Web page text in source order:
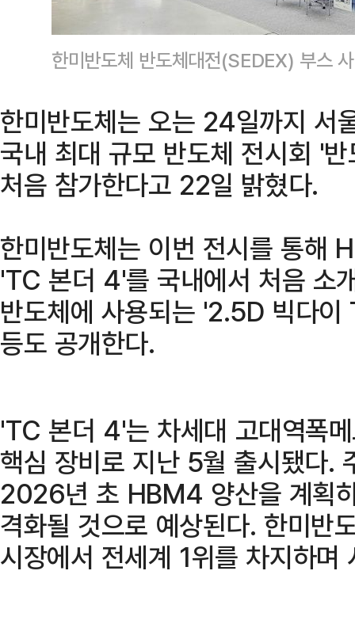
한미반도체 반도체대전(SEDEX) 부스
한미반도체는 오는 24일까지 서
국내 최대 규모 반도체 전시회 '
처음 참가한다고 22일 밝혔다.
한미반도체는 이번 전시를 통해
'TC 본더 4'를 국내에서 처음 소
반도체에 사용되는 '2.5D 빅다
등도 공개한다.
'TC 본더 4'는 차세대 고대역폭
핵심 장비로 지난 5월 출시됐다.
2026년 초 HBM4 양산을 계획
격화될 것으로 예상된다. 한미
시장에서 전세계 1위를 차지하며